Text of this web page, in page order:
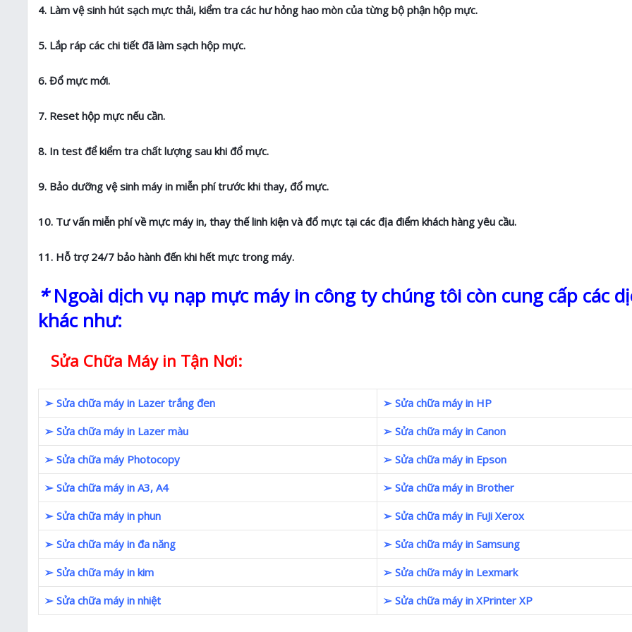
4. Làm vệ sinh hút sạch mực thải, kiểm tra các hư hỏng hao mòn của từng bộ phận hộp mực.
5. Lắp ráp các chi tiết đã làm sạch hộp mực.
6. Đổ mực mới.
7. Reset hộp mực nếu cần.
8. In test để kiểm tra chất lượng sau khi đổ mực.
9. Bảo dưỡng vệ sinh máy in miễn phí trước khi thay, đổ mực.
10. Tư vấn miễn phí về mực máy in, thay thế linh kiện và đổ mực tại các địa điểm khách hàng yêu cầu.
11. Hỗ trợ 24/7 bảo hành đến khi hết mực trong máy.
*Ngoài dịch vụ nạp mực máy in công ty chúng tôi còn cung cấp các
khác như:
Sửa Chữa Máy in Tận Nơi:
➢ Sửa chữa máy in Lazer trắng đen
➢ Sửa chữa máy in HP
➢ Sửa chữa máy in Lazer màu
➢ Sửa chữa máy in Canon
➢ Sửa chữa máy Photocopy
➢ Sửa chữa máy in Epson
➢ Sửa chữa máy in A3, A4
➢ Sửa chữa máy in Brother
➢ Sửa chữa máy in phun
➢ Sửa chữa máy in FuJi Xerox
➢ Sửa chữa máy in đa năng
➢ Sửa chữa máy in Samsung
➢ Sửa chữa máy in kim
➢ Sửa chữa máy in Lexmark
➢ Sửa chữa máy in nhiệt
➢ Sửa chữa máy in XPrinter XP